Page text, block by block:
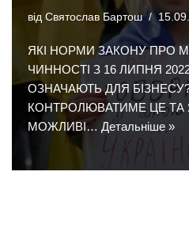
від Святослав Бартош
ЯКІ НОРМИ ЗАКОНУ ПРО
ЧИННОСТІ З 16 ЛИПНЯ
ОЗНАЧАЮТЬ ДЛЯ
КОНТРОЛЮВАТИМЕ ЦЕ ТА
МОЖЛИВІ… Детальніше »